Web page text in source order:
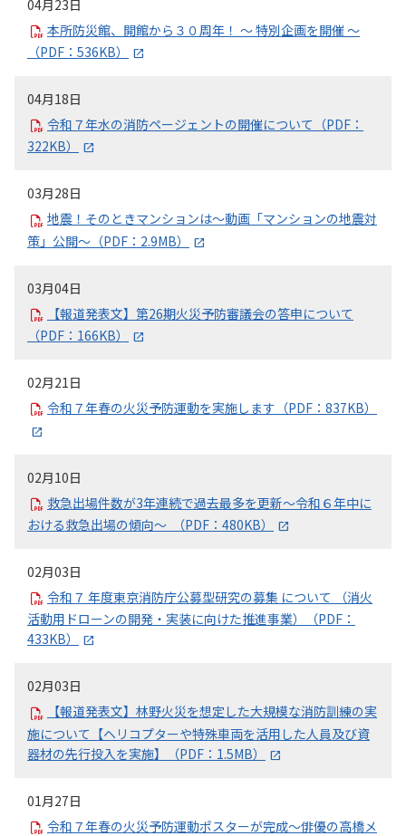
04月23日
本所防災館、開館から３０周年！ ～ 特別企画を開催 ～
（PDF：536KB）
04月18日
令和７年水の消防ページェントの開催について（PDF：
322KB）
03月28日
地震！そのときマンションは～動画「マンションの地震対
策」公開～（PDF：2.9MB）
03月04日
【報道発表文】第26期火災予防審議会の答申について
（PDF：166KB）
02月21日
令和７年春の火災予防運動を実施します（PDF：837KB）
02月10日
救急出場件数が3年連続で過去最多を更新～令和６年中に
おける救急出場の傾向～ （PDF：480KB）
02月03日
令和７ 年度東京消防庁公募型研究の募集 について （消火
活動用ドローンの開発・実装に向けた推進事業）（PDF：
433KB）
02月03日
【報道発表文】林野火災を想定した大規模な消防訓練の実
施について【ヘリコプターや特殊車両を活用した人員及び資
器材の先行投入を実施】（PDF：1.5MB）
01月27日
令和７年春の火災予防運動ポスターが完成～俳優の高橋メ